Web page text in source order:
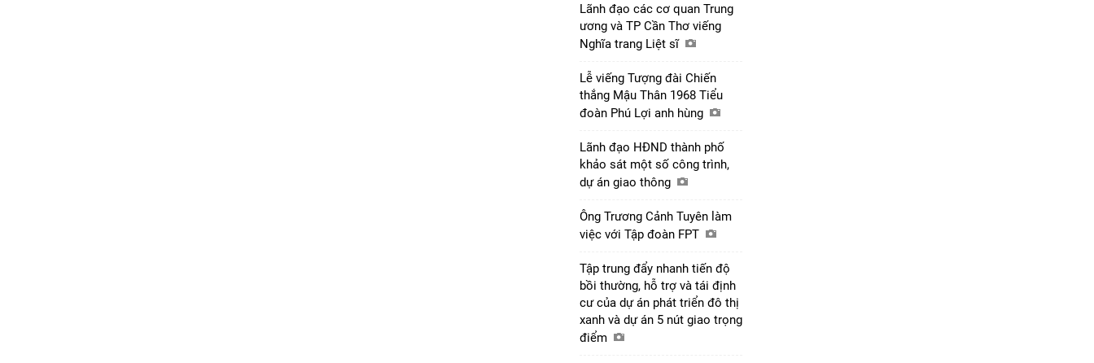
Lãnh đạo các cơ quan Trung
ương và TP Cần Thơ viếng
Nghĩa trang Liệt sĩ
Lễ viếng Tượng đài Chiến
thắng Mậu Thân 1968 Tiểu
đoàn Phú Lợi anh hùng
Lãnh đạo HĐND thành phố
khảo sát một số công trình,
dự án giao thông
Ông Trương Cảnh Tuyên làm
việc với Tập đoàn FPT
Tập trung đẩy nhanh tiến độ
bồi thường, hỗ trợ và tái định
cư của dự án phát triển đô thị
xanh và dự án 5 nút giao trọng
điểm